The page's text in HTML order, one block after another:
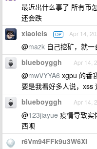
最近出什么事了 所有币
还会跌
xiaoleis OP Apr 14,
@mazk 自己挖矿，就一
blueboyggh Apr 14,
@mwVYYA6 xgpu 的香
要是我看好多人说，xss
blueboyggh Apr 14,
@123jiayue 疫情导致实
西呗
r6Vm94FFk9u3W6XI